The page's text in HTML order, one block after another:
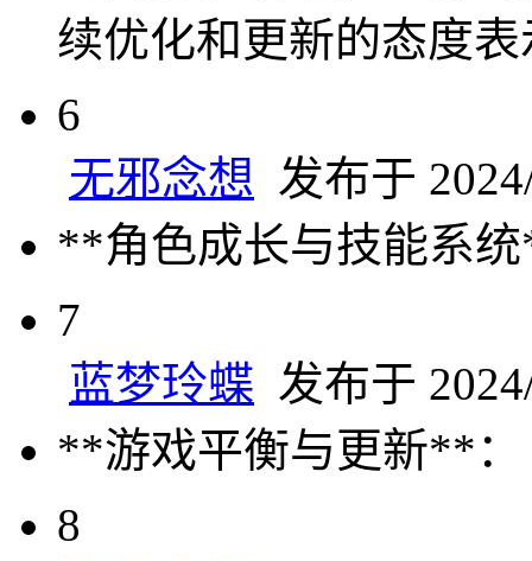
续优化和更新的态度
6
无邪念想 发布于
**角色成长与技能系
7
蓝梦玲蝶 发布于
**游戏平衡与更新**：
8